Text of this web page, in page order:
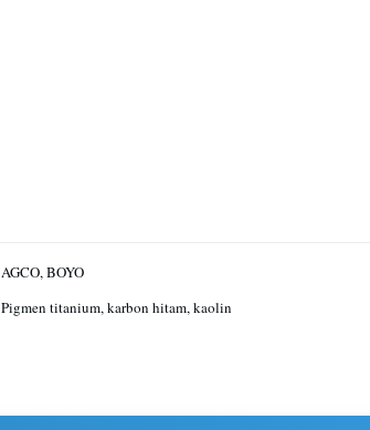
AGCO, BOYO
Pigmen titanium, karbon hitam, kaolin